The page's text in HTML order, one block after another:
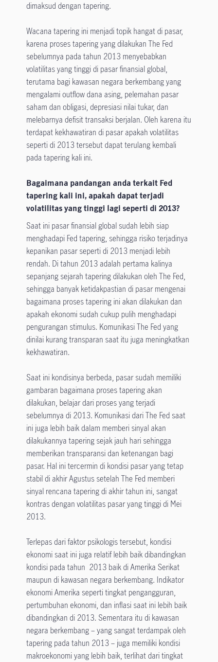
dimaksud dengan tapering.
Wacana tapering ini menjadi topik hangat di pasar,
karena proses tapering yang dilakukan The Fed
sebelumnya pada tahun 2013 menyebabkan
volatilitas yang tinggi di pasar finansial global,
terutama bagi kawasan negara berkembang yang
mengalami outflow dana asing, pelemahan pasar
saham dan obligasi, depresiasi nilai tukar, dan
melebarnya defisit transaksi berjalan. Oleh karena itu
terdapat kekhawatiran di pasar apakah volatilitas
seperti di 2013 tersebut dapat terulang kembali
pada tapering kali ini.
Bagaimana pandangan anda terkait Fed
tapering kali ini, apakah dapat terjadi
volatilitas yang tinggi lagi seperti di 2013?
Saat ini pasar finansial global sudah lebih siap
menghadapi Fed tapering, sehingga risiko terjadinya
kepanikan pasar seperti di 2013 menjadi lebih
rendah. Di tahun 2013 adalah pertama kalinya
sepanjang sejarah tapering dilakukan oleh The Fed,
sehingga banyak ketidakpastian di pasar mengenai
bagaimana proses tapering ini akan dilakukan dan
apakah ekonomi sudah cukup pulih menghadapi
pengurangan stimulus. Komunikasi The Fed yang
dinilai kurang transparan saat itu juga meningkatkan
kekhawatiran.
Saat ini kondisinya berbeda, pasar sudah memiliki
gambaran bagaimana proses tapering akan
dilakukan, belajar dari proses yang terjadi
sebelumnya di 2013. Komunikasi dari The Fed saat
ini juga lebih baik dalam memberi sinyal akan
dilakukannya tapering sejak jauh hari sehingga
memberikan transparansi dan ketenangan bagi
pasar. Hal ini tercermin di kondisi pasar yang tetap
stabil di akhir Agustus setelah The Fed memberi
sinyal rencana tapering di akhir tahun ini, sangat
kontras dengan volatilitas pasar yang tinggi di Mei
2013.
Terlepas dari faktor psikologis tersebut, kondisi
ekonomi saat ini juga relatif lebih baik dibandingkan
kondisi pada tahun 2013 baik di Amerika Serikat
maupun di kawasan negara berkembang. Indikator
ekonomi Amerika seperti tingkat pengangguran,
pertumbuhan ekonomi, dan inflasi saat ini lebih baik
dibandingkan di 2013. Sementara itu di kawasan
negara berkembang – yang sangat terdampak oleh
tapering pada tahun 2013 – juga memiliki kondisi
makroekonomi yang lebih baik, terlihat dari tingkat